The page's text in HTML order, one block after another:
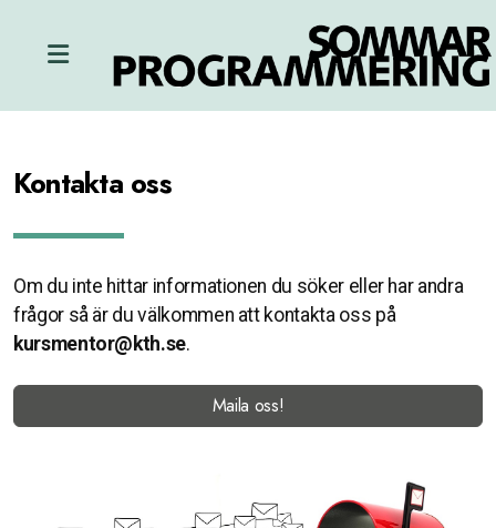
Kontakta oss
Om du inte hittar informationen du söker eller har andra
frågor så är du välkommen att kontakta oss på
kursmentor@kth.se.
Maila oss!